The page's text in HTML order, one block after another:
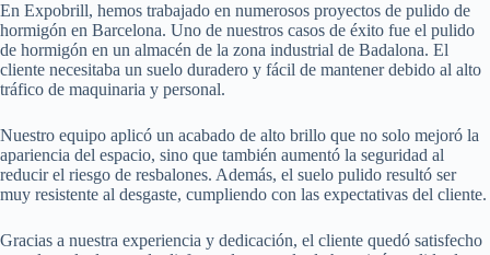
En Expobrill, hemos trabajado en numerosos proyectos de pulido de
hormigón en Barcelona. Uno de nuestros casos de éxito fue el pulido
de hormigón en un almacén de la zona industrial de Badalona. El
cliente necesitaba un suelo duradero y fácil de mantener debido al alto
tráfico de maquinaria y personal.
Nuestro equipo aplicó un acabado de alto brillo que no solo mejoró la
apariencia del espacio, sino que también aumentó la seguridad al
reducir el riesgo de resbalones. Además, el suelo pulido resultó ser
muy resistente al desgaste, cumpliendo con las expectativas del cliente.
Gracias a nuestra experiencia y dedicación, el cliente quedó satisfecho